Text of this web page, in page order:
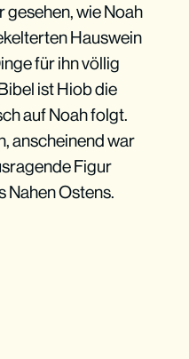
gesehen, wie Noah
Hauswein
für ihn völlig
ist Hiob die
auf Noah folgt.
anscheinend war
Figur
Nahen Ostens.